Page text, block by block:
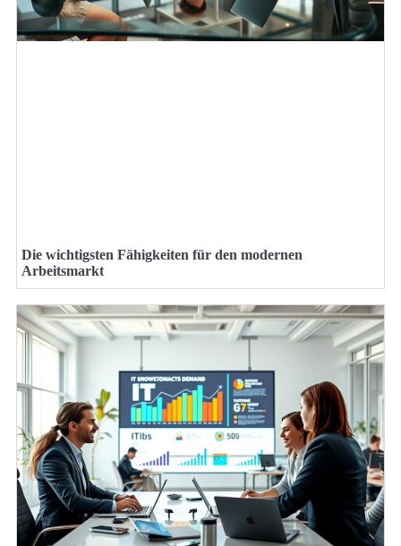
Die wichtigsten Fähigkeiten für den modernen
Arbeitsmarkt